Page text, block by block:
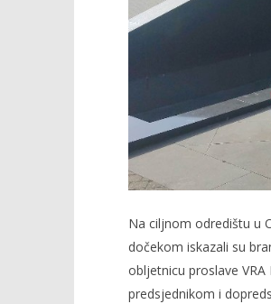
Na ciljnom odredištu u
dočekom iskazali su
obljetnicu proslave
predsjednikom i